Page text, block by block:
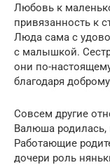
Любовь к
привязанность к
Люда сама с
с малышкой.
они по-
благодаря
Совсем другие
Валюша родилась,
Работающие
дочери роль